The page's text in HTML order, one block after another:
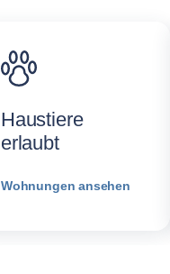
Haustiere
erlaubt
Wohnungen ansehen